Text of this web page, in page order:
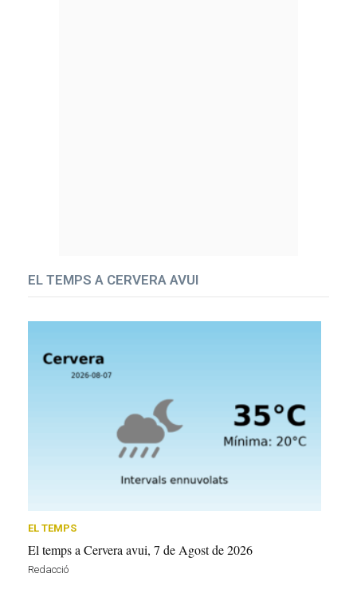
EL TEMPS A CERVERA AVUI
EL TEMPS
El temps a Cervera avui, 7 de Agost de 2026
Redacció